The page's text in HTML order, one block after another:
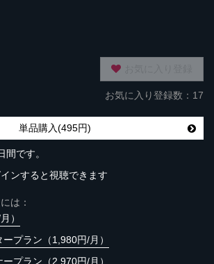
お気に入り登録数：17
単品購入(495円)
です。
ンすると視聴できます
は：
）
プラン（1,980円/月）
プラン（2,970円/月）